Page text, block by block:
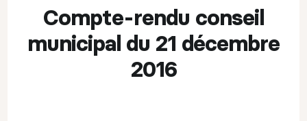
Compte-rendu conseil
municipal du 21 décembre
2016